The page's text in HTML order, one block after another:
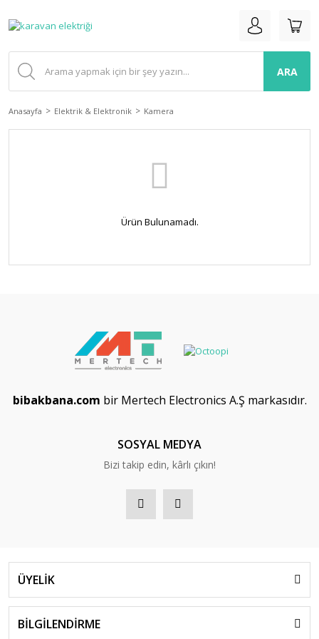
ARA
Anasayfa Elektrik & Elektronik Kamera
Ürün Bulunamadı.
bibakbana.com bir Mertech Electronics A.Ş markasıdır.
SOSYAL MEDYA
Bizi takip edin, kârlı çıkın!
ÜYELİK
BİLGİLENDİRME